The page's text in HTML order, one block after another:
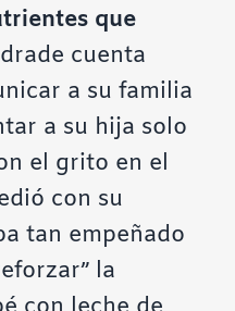
que
cuenta
a su familia
a su hija solo
el grito en el
con su
tan empeñado
la